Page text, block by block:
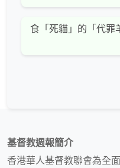
食「死貓」的「代罪
基督教週報簡介
香港華人基督教聯會為全